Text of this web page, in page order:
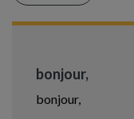
bonjour,
bonjour,